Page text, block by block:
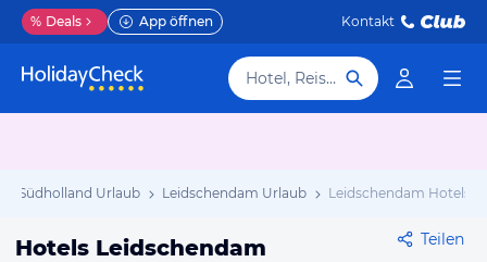
% Deals App öffnen Kontakt
Hotel, Reiseziel
Südholland Urlaub Leidschendam Urlaub Leidschendam Hotels
Hotels Leidschendam Teilen